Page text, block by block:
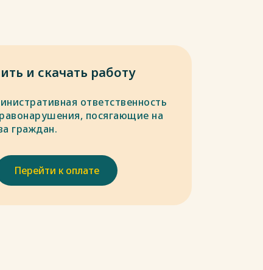
и скачать работу
ответственность
посягающие на
граждан.
Перейти к оплате